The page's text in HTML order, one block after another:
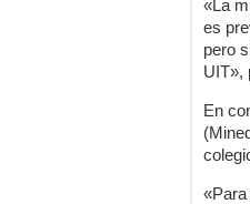
«La
es
pero
UIT»,
En